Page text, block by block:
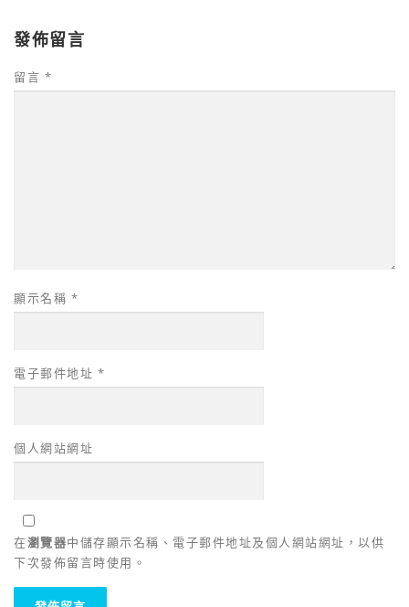
發佈留言
留言 *
顯示名稱 *
電子郵件地址 *
個人網站網址
在瀏覽器中儲存顯示名稱、電子郵件地址及個人網站網址，以供
下次發佈留言時使用。